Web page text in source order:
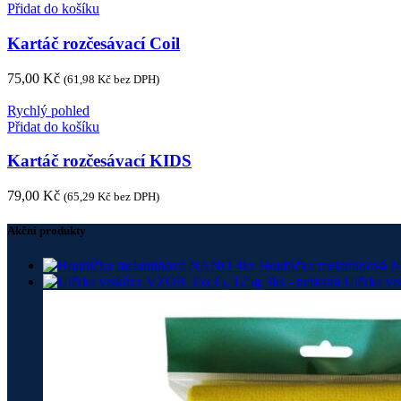
Přidat do košíku
Kartáč rozčesávací Coil
75,00 Kč (61,98 Kč bez DPH)
Rychlý pohled
Přidat do košíku
Kartáč rozčesávací KIDS
79,00 Kč (65,29 Kč bez DPH)
Akční produkty
Houbička melaminová
Utěrka